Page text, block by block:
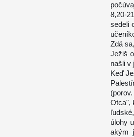
8,20-
sedeli
Zdá
Ježiš
našli v
Keď
Otca",
úlohy
akým